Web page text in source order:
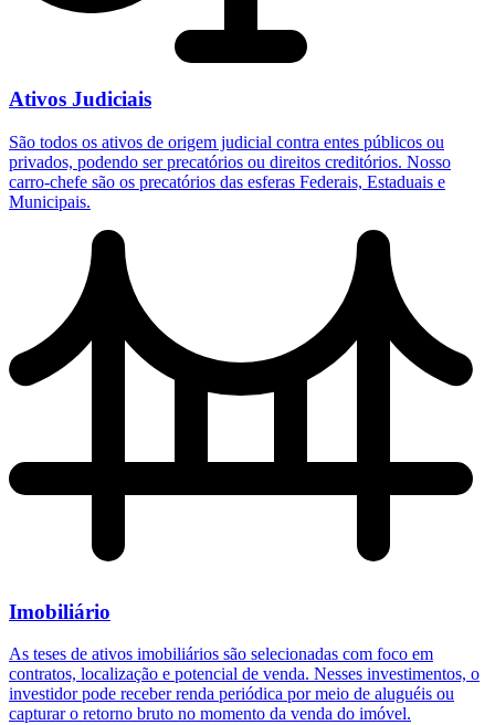
Ativos Judiciais
São todos os ativos de origem judicial contra entes públicos ou
privados, podendo ser precatórios ou direitos creditórios. Nosso
carro-chefe são os precatórios das esferas Federais, Estaduais e
Municipais.
Imobiliário
As teses de ativos imobiliários são selecionadas com foco em
contratos, localização e potencial de venda. Nesses investimentos, o
investidor pode receber renda periódica por meio de aluguéis ou
capturar o retorno bruto no momento da venda do imóvel.